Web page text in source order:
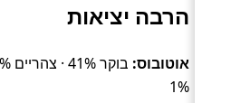
הרבה יציאות
אוטובוס:
1%